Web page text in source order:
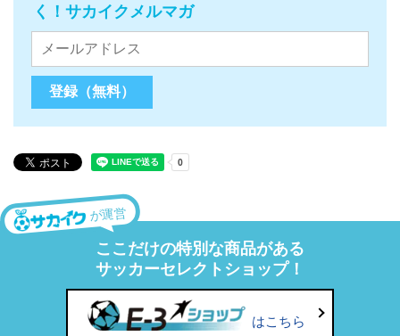
く！サカイクメルマガ
が運営
ここだけの特別な商品がある
サッカーセレクトショップ！
はこちら